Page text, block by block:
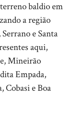
baldio em
a região
e Santa
aqui,
Mineirão
Empada,
Cobasi e Boa